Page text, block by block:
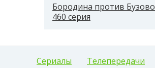
Бородина против
460 серия
Сериалы Телепередачи